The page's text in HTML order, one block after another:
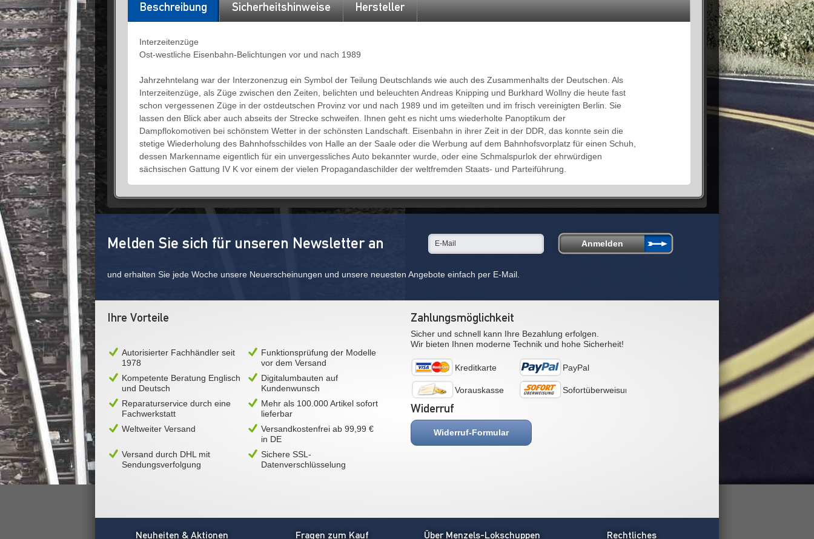
Beschreibung Sicherheitshinweise Hersteller
Interzeitenzüge
Ost-westliche Eisenbahn-Belichtungen vor und nach 1989
Jahrzehntelang war der Interzonenzug ein Symbol der Teilung Deutschlands wie auch des Zusammenhalts der Deutschen. Als
Interzeitenzüge, als Züge zwischen den Zeiten, belichten und beleuchten Andreas Knipping und Burkhard Wollny die heute fast
schon vergessenen Züge in der ostdeutschen Provinz vor und nach 1989 und im geteilten und im frisch vereinigten Berlin. Sie
lassen den Blick aber auch abseits der Strecke schweifen. Ihnen geht es nicht ums wiederholte Panoptikum der
Dampflokomotiven bei schönstem Wetter in der schönsten Landschaft. Eisenbahn in ihrer Zeit in der DDR, das konnte sein die
stetige Wiederholung des Bahnhofsschildes von Halle an der Saale oder die Werbung auf dem Bahnhofsvorplatz für einen Schuh,
dessen Markenname eigentlich für ein unvergessliches Auto bekannter wurde, oder eine Schmalspurlok der ehrwürdigen
sächsischen Gattung IV K vor einem der vielen Propagandaschilder der weltfremden Staats- und Parteiführung.
Melden Sie sich für unseren Newsletter an
und erhalten Sie jede Woche unsere Neuerscheinungen und unsere neuesten Angebote einfach per E-Mail.
Ihre Vorteile
Autorisierter Fachhändler seit
1978
Funktionsprüfung der Modelle
vor dem Versand
Kompetente Beratung Englisch
und Deutsch
Digitalumbauten auf
Kundenwunsch
Reparaturservice durch eine
Fachwerkstatt
Mehr als 100.000 Artikel sofort
lieferbar
Weltweiter Versand
Versandkostenfrei ab 99,99 €
in DE
Versand durch DHL mit
Sendungsverfolgung
Sichere SSL-
Datenverschlüsselung
Zahlungsmöglichkeit
Sicher und schnell kann Ihre Bezahlung erfolgen.
Wir bieten Ihnen moderne Technik und hohe Sicherheit!
Kreditkarte PayPal
Vorauskasse Sofortüberweisung
Widerruf
Widerruf-Formular
Neuheiten & Aktionen Fragen zum Kauf Über Menzels-Lokschuppen Rechtliches